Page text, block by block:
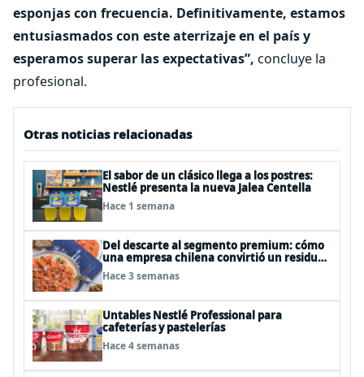
esponjas con frecuencia. Definitivamente, estamos
entusiasmados con este aterrizaje en el país y
esperamos superar las expectativas”, concluye la
profesional.
Otras noticias relacionadas
El sabor de un clásico llega a los postres:
Nestlé presenta la nueva Jalea Centella
Hace 1 semana
Del descarte al segmento premium: cómo
una empresa chilena convirtió un residuo
del salmón en un negocio de US$30
millones anuales
Hace 3 semanas
Untables Nestlé Professional para
cafeterías y pastelerías
Hace 4 semanas